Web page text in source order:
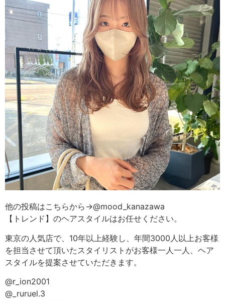
他の投稿はこちらから→@mood_kanazawa
【トレンド】のヘアスタイルはお任せください。
東京の人気店で、10年以上経験し、年間3000人以上お客様
を担当させて頂いたスタイリストがお客様一人一人、ヘア
スタイルを提案させていただきます。
@r_ion2001
@_ruruel.3